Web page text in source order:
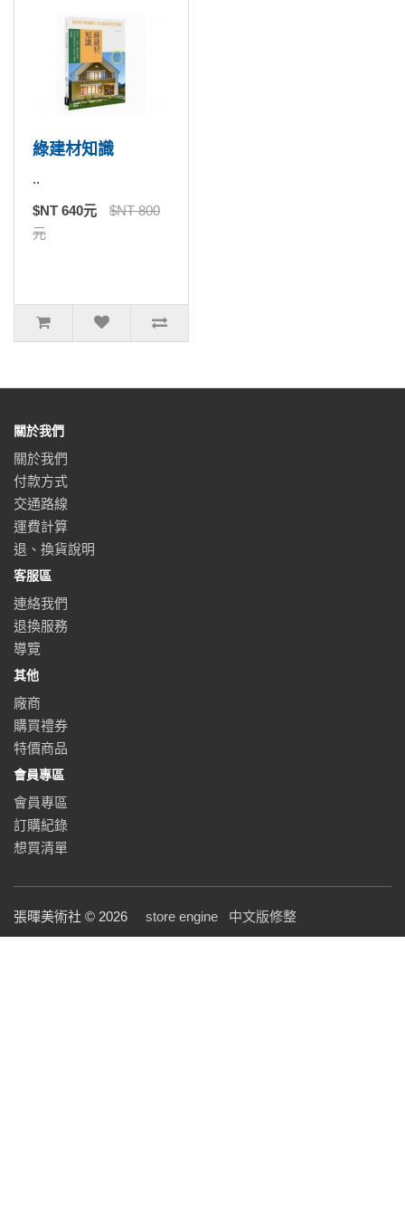
綠建材知識
..
$NT 640元
$NT 800
元
關於我們
關於我們
付款方式
交通路線
運費計算
退、換貨說明
客服區
連絡我們
退換服務
導覽
其他
廠商
購買禮券
特價商品
會員專區
會員專區
訂購紀錄
想買清單
張暉美術社 © 2026 store engine 中文版修整